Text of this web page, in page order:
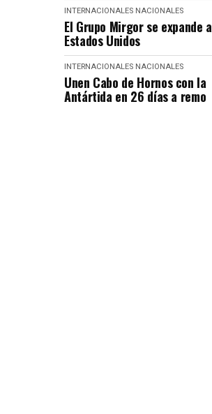
INTERNACIONALES NACIONALES
El Grupo Mirgor se expande a
Estados Unidos
INTERNACIONALES NACIONALES
Unen Cabo de Hornos con la
Antártida en 26 días a remo